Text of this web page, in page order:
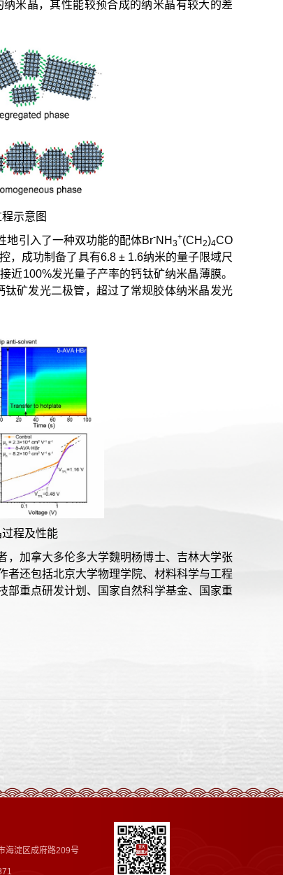
米晶，其性能较预合成的纳米晶有较大的差
示意图
地引入了一种双功能的配体Br-NH 3
+(CH 2)4CO
，成功制备了具有6.8 ± 1.6纳米的量子限域尺
近100%发光量子产率的钙钛矿纳米晶薄膜。
钛矿发光二极管，超过了常规胶体纳米晶发光
程及性能
，加拿大多伦多大学魏明杨博士、吉林大学张
者还包括北京大学物理学院、材料科学与工程
部重点研发计划、国家自然科学基金、国家重
海淀区成府路209号